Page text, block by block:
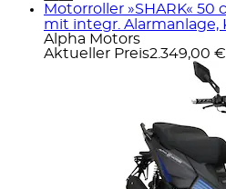
Motorroller »SHARK« 50
mit integr. Alarmanlage,
Alpha Motors
Aktueller Preis2.349,00 €